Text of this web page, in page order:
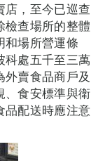
店，至今已巡查
檢查場所的整體
和場所營運條
科處五千至三萬
賣食品商戶及
、食安標準與衛
品配送時應注意